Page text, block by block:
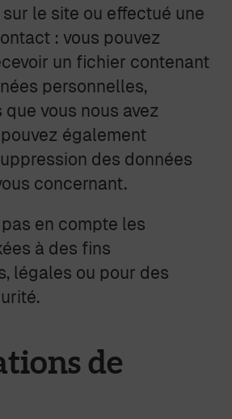
le site ou effectué une
: vous pouvez
un fichier contenant
personnelles,
vous nous avez
également
des données
concernant.
en compte les
à des fins
légales ou pour des
de